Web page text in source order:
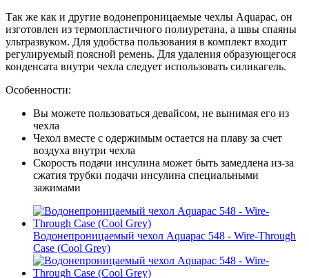
Так же как и другие водонепроницаемые чехлы Aquapac, он
изготовлен из термопластичного полиуретана, а швы спаяны
ультразвуком. Для удобства пользования в комплект входит
регулируемый поясной ремень. Для удаления образующегося
конденсата внутри чехла следует использовать силикагель.
Особенности:
Вы можете пользоваться девайсом, не вынимая его из
чехла
Чехол вместе с одержимым остается на плаву за счет
воздуха внутри чехла
Скорость подачи инсулина может быть замедлена из-за
сжатия трубки подачи инсулина специальными
зажимами
Водонепроницаемый чехол Aquapac 548 - Wire-Through
Case (Cool Grey)